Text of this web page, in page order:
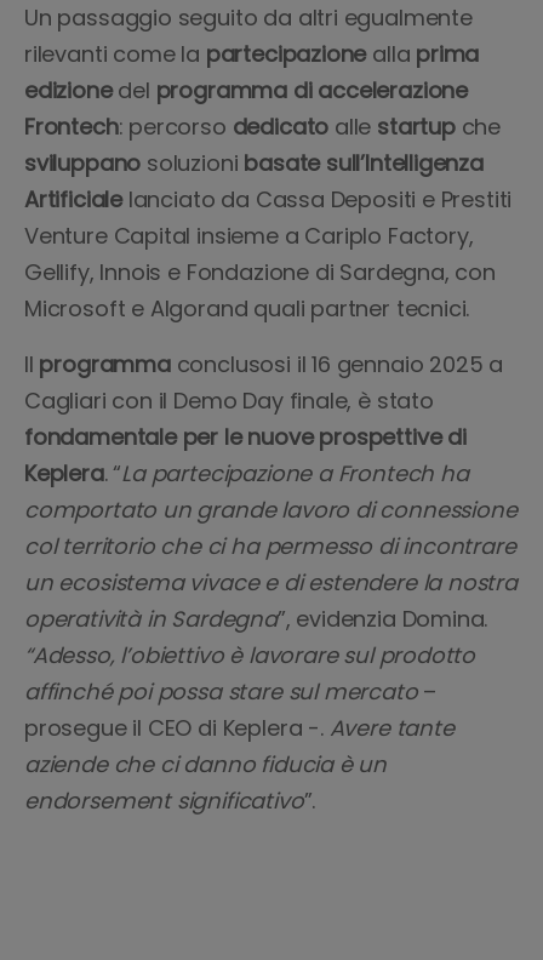
Un passaggio seguito da altri egualmente
rilevanti come la partecipazionealla prima
edizionedel programma di accelerazione
Frontech: percorso dedicato alle startupche
sviluppano soluzioni basate sull’Intelligenza
Artificialelanciato da Cassa Depositi e Prestiti
Venture Capital insieme a Cariplo Factory,
Gellify, Innois e Fondazione di Sardegna, con
Microsoft e Algorand quali partner tecnici.
Il programmaconclusosi il 16 gennaio 2025 a
Cagliari con il Demo Day finale, è stato
fondamentale per le nuove prospettive di
Keplera. “La partecipazione a Frontech ha
comportato un grande lavoro di connessione
col territorio che ci ha permesso di incontrare
un ecosistema vivace e di estendere la nostra
operatività in Sardegna”, evidenzia Domina.
“Adesso, l’obiettivo è lavorare sul prodotto
affinché poi possa stare sul mercato–
prosegue il CEO di Keplera -. Avere tante
aziende che ci danno fiducia è un
endorsement significativo”.